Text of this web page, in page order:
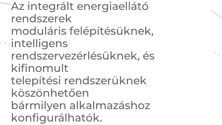
Az integrált energiaellátó
rendszerek
moduláris felépítésüknek,
intelligens
rendszervezérlésüknek, és
kifinomult
telepítési rendszerüknek
köszönhetően
bármilyen alkalmazáshoz
konfigurálhatók.